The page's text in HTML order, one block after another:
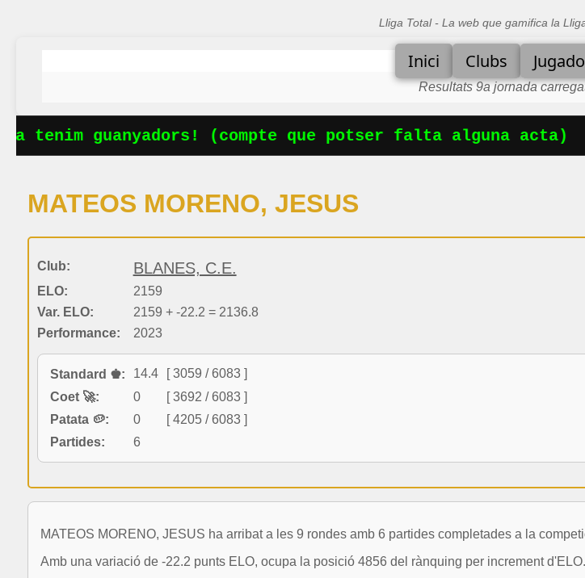
Lliga Total - La web que gamifica la
Inici Clubs
Resultats 9a jornada
tenim guanyadors! (compte que potser falta alguna acta)
MATEOS MORENO, JESUS
Club: BLANES, C.E.
ELO:
2159
Var. ELO:
2159 + -22.2 = 2136.8
Performance:
2023
Standard ♚: 14.4
[ 3059 / 6083 ]
Coet 🚀:
0
[ 3692 / 6083 ]
Patata 🥔:
0
[ 4205 / 6083 ]
Partides:
6
MATEOS MORENO, JESUS ha arribat a les 9 rondes amb 6 partides completades a la
Amb una variació de -22.2 punts ELO, ocupa la posició 4856 del rànquing per increment d'ELO.